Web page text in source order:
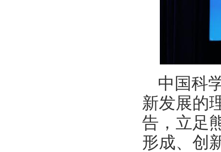
中国科
新发展的
告，立足
形成、创